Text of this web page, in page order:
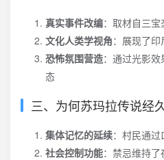
真实事件改编：取材自三
文化人类学视角：展现了
恐怖氛围营造：通过光影
态
三、为何苏玛拉传说经
集体记忆的延续：村民通
社会控制功能：禁忌维持